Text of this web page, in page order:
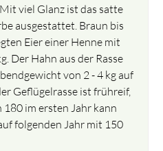
viel Glanz ist das satte
ausgestattet. Braun bis
Eier einer Henne mit
Der Hahn aus der Rasse
von 2 - 4 kg auf
Geflügelrasse ist frühreif,
im ersten Jahr kann
folgenden Jahr mit 150